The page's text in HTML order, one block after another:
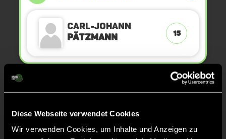
Diese Webseite verwendet Cookies
Wir verwenden Cookies, um Inhalte und Anzeigen zu
Carl-Johann
Pätzmann
15
45' ABPFIFF 3. Viertel